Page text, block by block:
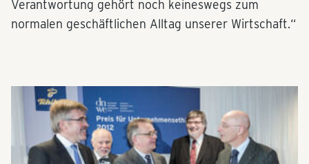
Verantwortung gehört noch keineswegs zum
normalen geschäftlichen Alltag unserer Wirtschaft.“